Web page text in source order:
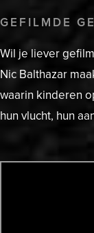
GEFILMDE
Wil je liever
Nic Balthazar
waarin kinderen
hun vlucht, hun